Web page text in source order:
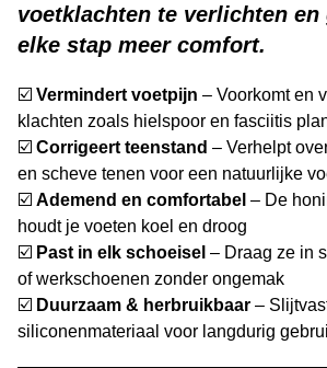
voetklachten te verlichten
elke stap meer comfort.
☑️ Vermindert voetpijn – Voorkomt en
klachten zoals hielspoor en fasciitis
☑️ Corrigeert teenstand – Verhelpt
en scheve tenen voor een natuurlijke
☑️ Ademend en comfortabel – De
houdt je voeten koel en droog
☑️ Past in elk schoeisel – Draag ze in
of werkschoenen zonder ongemak
☑️ Duurzaam & herbruikbaar –
siliconenmateriaal voor langdurig